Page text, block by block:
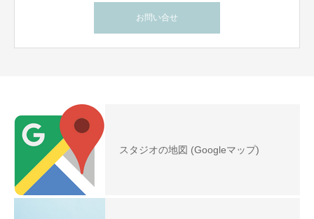
お問い合せ
スタジオの地図 (Googleマップ)